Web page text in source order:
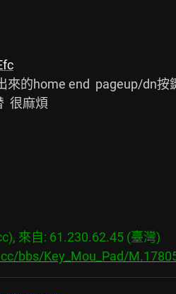
來的home end  pageup/dn按
很麻煩
來自: 61.230.62.45 (臺灣)
bbs/Key_Mou_Pad/